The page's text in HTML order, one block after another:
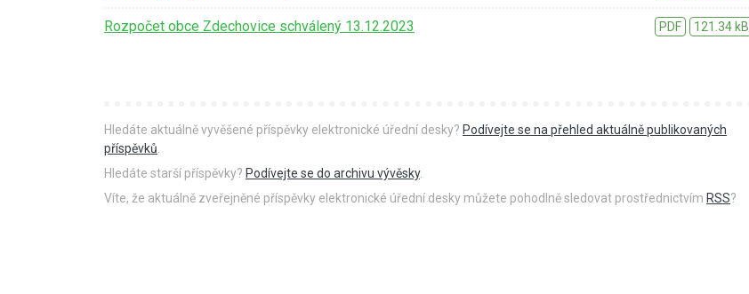
Rozpočet obce Zdechovice schválený 13.12.2023 PDF 121.34 kB
Hledáte aktuálně vyvěšené příspěvky elektronické úřední desky? Podívejte se na přehled aktuálně publikovaných
příspěvků
Hledáte starší příspěvky? Podívejte se do archivu vývěsky.
Víte, že aktuálně zveřejněné příspěvky elektronické úřední desky můžete pohodlně sledovat prostřednictvím RSS?